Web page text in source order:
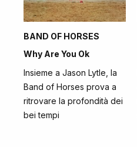
BAND OF HORSES
Why Are You Ok
Insieme a Jason Lytle, la
Band of Horses prova a
ritrovare la profondità dei
bei tempi